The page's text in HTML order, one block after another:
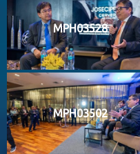
MPH03528
MPH03502